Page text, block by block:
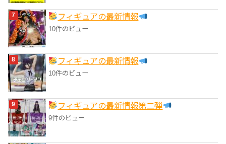
フィギュアの最新情報
10件のビュー
フィギュアの最新情報
10件のビュー
フィギュアの最新情報第二弾
9件のビュー